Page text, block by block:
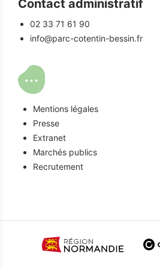
Contact administratif
02 33 71 61 90
info@parc-cotentin-bessin.fr
Mentions légales
Presse
Extranet
Marchés publics
Recrutement